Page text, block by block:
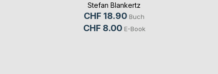
Stefan Blankertz
CHF 18.90 Buch
CHF 8.00 E-Book